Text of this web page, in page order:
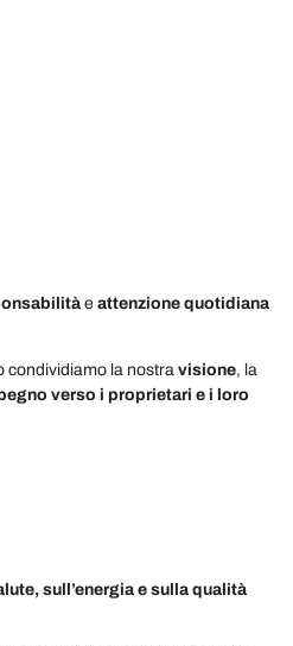
e attenzione quotidiana
condividiamo la nostravisione, la
verso i proprietari e i loro
sull’energia e sulla qualità